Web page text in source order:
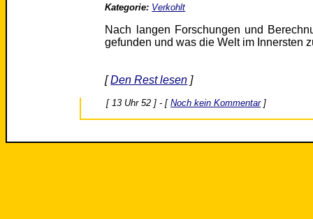
Kategorie: Verkohlt
Nach langen Forschungen und
gefunden und was die Welt im Innersten
[Den Rest lesen ]
[ 13 Uhr 52 ] - [Noch kein Kommentar]